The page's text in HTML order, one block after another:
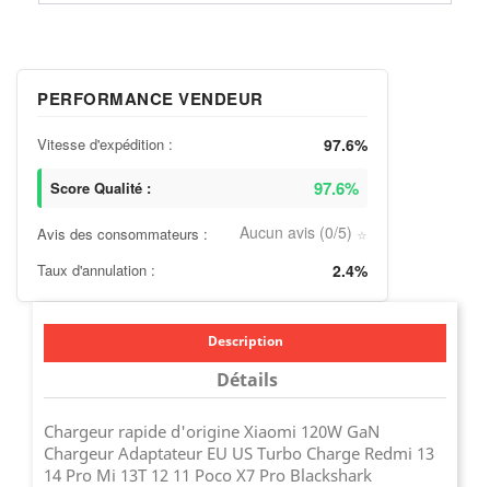
PERFORMANCE VENDEUR
Vitesse d'expédition : 97.6%
Score Qualité : 97.6%
Avis des consommateurs : Aucun avis (0/5) ⭐
Taux d'annulation : 2.4%
Description
Détails
Chargeur rapide d'origine Xiaomi 120W GaN
Chargeur Adaptateur EU US Turbo Charge Redmi 13
14 Pro Mi 13T 12 11 Poco X7 Pro Blackshark